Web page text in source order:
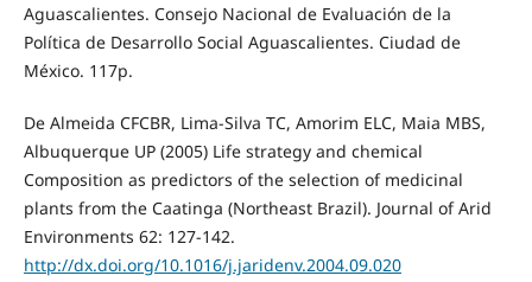
Aguascalientes. Consejo Nacional de Evaluación de la
Política de Desarrollo Social Aguascalientes. Ciudad de
México. 117p.
De Almeida CFCBR, Lima-Silva TC, Amorim ELC, Maia MBS,
Albuquerque UP (2005) Life strategy and chemical
Composition as predictors of the selection of medicinal
plants from the Caatinga (Northeast Brazil). Journal of Arid
Environments 62: 127-142.
http://dx.doi.org/10.1016/j.jaridenv.2004.09.020